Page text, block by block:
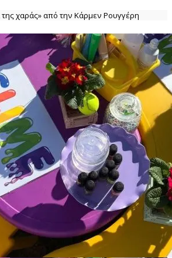
της χαράς» από την Κάρμεν Ρουγγέρη